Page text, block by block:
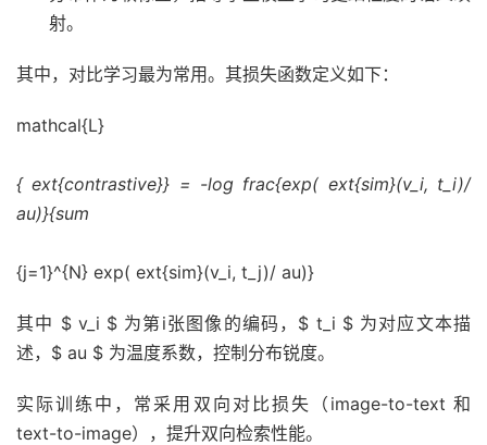
射。
其中，对比学习最为常用。其损失函数定义如下：
mathcal{L}
{ ext{contrastive}} = -log frac{exp( ext{sim}(v_i, t_i)/
au)}{sum
{j=1}^{N} exp( ext{sim}(v_i, t_j)/ au)}
其中 $ v_i $ 为第i张图像的编码，$ t_i $ 为对应文本描
述，$ au $ 为温度系数，控制分布锐度。
实际训练中，常采用双向对比损失（image-to-text 和
text-to-image），提升双向检索性能。